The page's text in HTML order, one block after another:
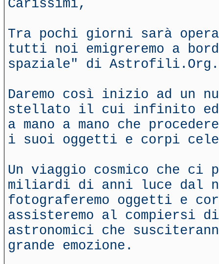
Carissimi,
Tra pochi giorni sarà
tutti noi emigreremo a
spaziale" di Astrofili.Org.
Daremo così inizio ad un
stellato il cui infinito ed
a mano a mano che
i suoi oggetti e corpi
Un viaggio cosmico che
miliardi di anni luce dal
fotograferemo oggetti e
assisteremo al compiersi
astronomici che
grande emozione.